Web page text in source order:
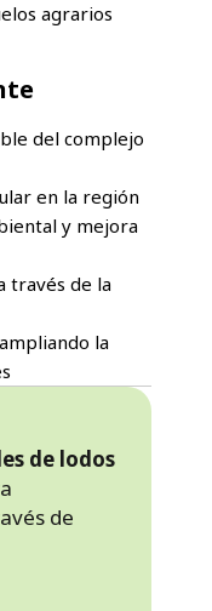
agrarios
del complejo
en la región
y mejora
través de la
la
de lodos
de